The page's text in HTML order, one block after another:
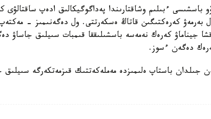
باسشىسى ءبىلىم وشاقتارىندا پەداگوگيكالىق ادەپ
بەرمەۋ كەرەكتىگىن قاتاڭ ەسكەرتتى. ول دەگەنىمىز - مەكتەپ
جيناماۋ كەرەك نەمەسە باسشىلىققا قىمبات سىيلىق جاساۋ
دەگەن ءسوز.
باستاپ ەلىمىزدە مەملەكەتتىك قىزمەتكەرگە سىيلىق